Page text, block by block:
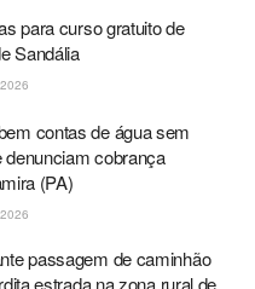
para curso gratuito de
Sandália
contas de água sem
cobrança
(PA)
passagem de caminhão
estrada na zona rural de